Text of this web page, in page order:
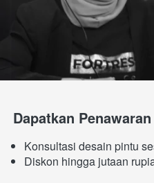
Dapatkan
Konsultasi desain pintu
Diskon hingga jutaan